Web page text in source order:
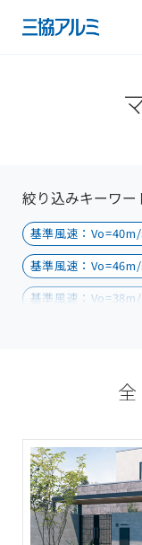
絞り込みキーワー
基準風速：
基準風速：
基準風速：
全